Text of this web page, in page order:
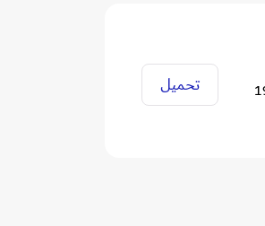
تحميل